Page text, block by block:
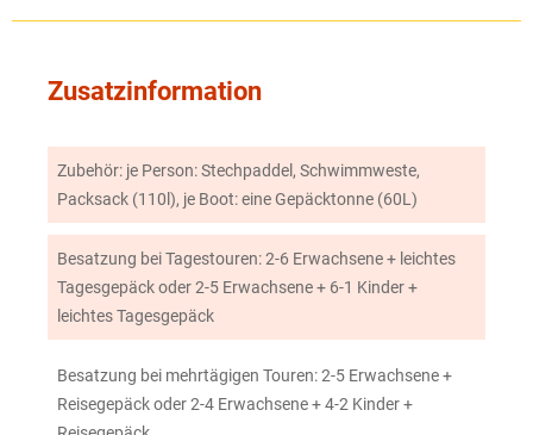
Zusatzinformation
Zubehör: je Person: Stechpaddel, Schwimmweste,
Packsack (110l), je Boot: eine Gepäcktonne (60L)
Besatzung bei Tagestouren: 2-6 Erwachsene + leichtes
Tagesgepäck oder 2-5 Erwachsene + 6-1 Kinder +
leichtes Tagesgepäck
Besatzung bei mehrtägigen Touren: 2-5 Erwachsene +
Reisegepäck oder 2-4 Erwachsene + 4-2 Kinder +